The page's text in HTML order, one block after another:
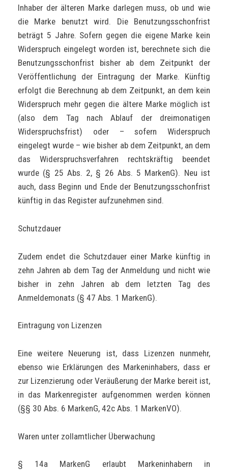
Inhaber der älteren Marke darlegen muss, ob und wie
die Marke benutzt wird. Die Benutzungsschonfrist
beträgt 5 Jahre. Sofern gegen die eigene Marke kein
Widerspruch eingelegt worden ist, berechnete sich die
Benutzungsschonfrist bisher ab dem Zeitpunkt der
Veröffentlichung der Eintragung der Marke. Künftig
erfolgt die Berechnung ab dem Zeitpunkt, an dem kein
Widerspruch mehr gegen die ältere Marke möglich ist
(also dem Tag nach Ablauf der dreimonatigen
Widerspruchsfrist) oder – sofern Widerspruch
eingelegt wurde – wie bisher ab dem Zeitpunkt, an dem
das Widerspruchsverfahren rechtskräftig beendet
wurde (§ 25 Abs. 2, § 26 Abs. 5 MarkenG). Neu ist
auch, dass Beginn und Ende der Benutzungsschonfrist
künftig in das Register aufzunehmen sind.
Schutzdauer
Zudem endet die Schutzdauer einer Marke künftig in
zehn Jahren ab dem Tag der Anmeldung und nicht wie
bisher in zehn Jahren ab dem letzten Tag des
Anmeldemonats (§ 47 Abs. 1 MarkenG).
Eintragung von Lizenzen
Eine weitere Neuerung ist, dass Lizenzen nunmehr,
ebenso wie Erklärungen des Markeninhabers, dass er
zur Lizenzierung oder Veräußerung der Marke bereit ist,
in das Markenregister aufgenommen werden können
(§§ 30 Abs. 6 MarkenG, 42c Abs. 1 MarkenVO).
Waren unter zollamtlicher Überwachung
§ 14a MarkenG erlaubt Markeninhabern in